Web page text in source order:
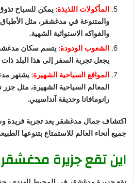
المأكولات اللذيذة: يمكن للسياح
والمتنوعة في مدغشقر، مثل الأطباق
والفواكه الاستوائية الشهية.
الشعوب الودودة: يتسم سكان
يجعل تجربة السفر إلى هذا البلد
المواقع السياحية الشهيرة: يشتهر
المعالم السياحية الشهيرة، مثل
رانومافانا وحديقة آنداسيبي.
اكتشاف جمال مدغشقر يعد تجربة فريدة
جميع أنحاء العالم للاستمتاع بتنوعها
اين تقع جزيرة مدغشقر